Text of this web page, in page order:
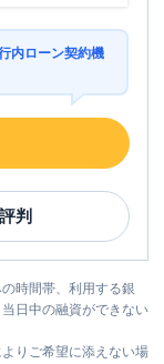
内ローン契約機
判
時間帯、利用する銀
日中の融資ができない
りご希望に添えない場